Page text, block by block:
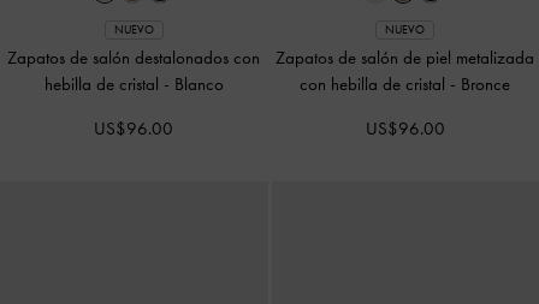
NUEVO
Zapatos de salón destalonados con
hebilla de cristal - Blanco
US$96.00
NUEVO
Zapatos de salón de piel metalizada
con hebilla de cristal - Bronce
US$96.00